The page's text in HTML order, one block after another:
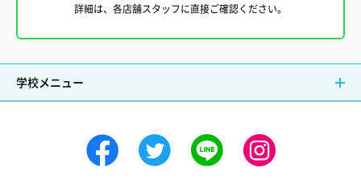
詳細は、各店舗スタッフに直接ご確認ください。
学校メニュー